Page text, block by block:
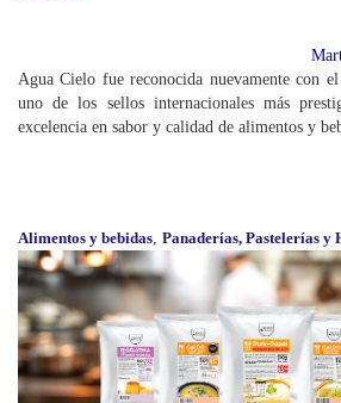
Agua Cielo fue reconocida nuevamente con el
uno de los sellos internacionales más
excelencia en sabor y calidad de alimentos y
Alimentos y bebidas, Panaderías, Pastelerías y